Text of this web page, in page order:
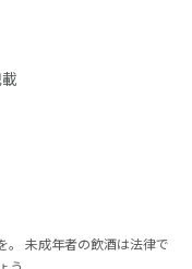
。 未成年者の飲酒は法律で